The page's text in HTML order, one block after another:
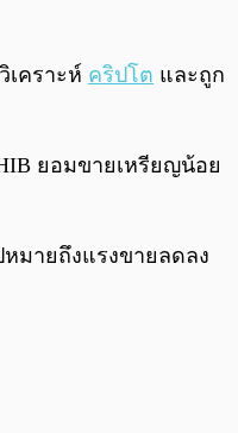
0:00 / 0:00
เคราะห์ คริปโต และถูก
ยอมขายเหรียญน้อย
มายถึงแรงขายลดลง